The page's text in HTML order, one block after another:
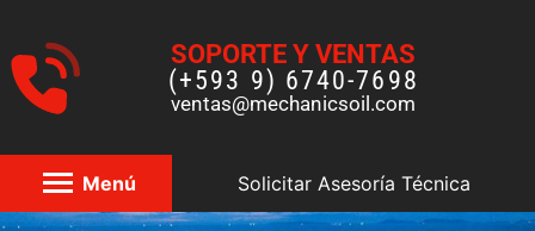
SOPORTE Y VENTAS
(+593 9) 6740-7698
ventas@mechanicsoil.com
Solicitar Asesoría Técnica
Menú